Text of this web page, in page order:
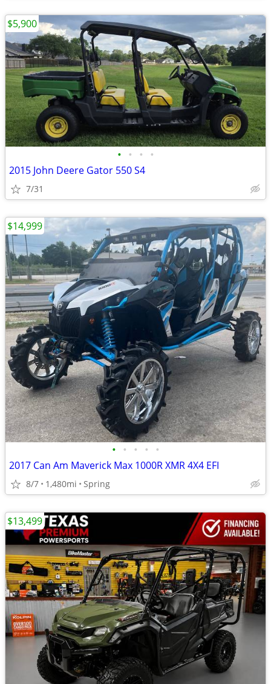
• • • •
2015 John Deere Gator 550 S4
7/31
$5,900
• • • • •
2017 Can Am Maverick Max 1000R XMR 4X4 EFI
8/7 1,480mi Spring
$14,999
$13,499